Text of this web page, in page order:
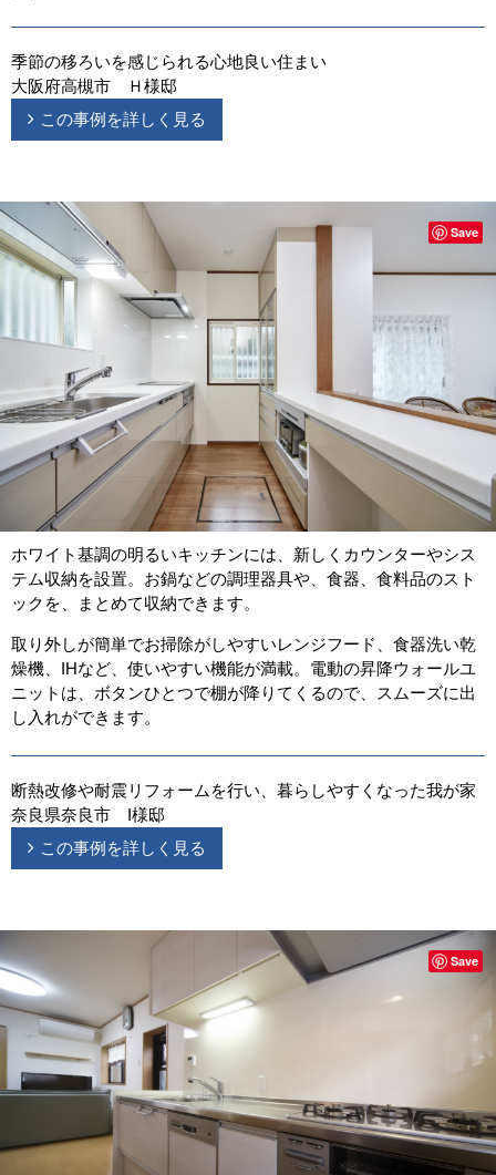
季節の移ろいを感じられる心地良い住まい
大阪府高槻市 Ｈ様邸
この事例を詳しく見る
ホワイト基調の明るいキッチンには、新しくカウンターやシス
テム収納を設置。お鍋などの調理器具や、食器、食料品のスト
ックを、まとめて収納できます。
取り外しが簡単でお掃除がしやすいレンジフード、食器洗い乾
燥機、IHなど、使いやすい機能が満載。電動の昇降ウォールユ
ニットは、ボタンひとつで棚が降りてくるので、スムーズに出
し入れができます。
断熱改修や耐震リフォームを行い、暮らしやすくなった我が家
奈良県奈良市 I様邸
この事例を詳しく見る
Save
Save